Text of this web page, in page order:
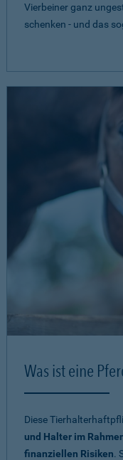
Vierbeiner ganz
schenken - und das
Was ist eine
Diese
und Halter im
finanziellen Risiken.